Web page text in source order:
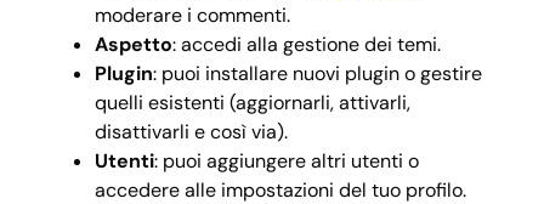
moderare i commenti.
Aspetto: accedi alla gestione dei temi.
Plugin: puoi installare nuovi plugin o gestire
quelli esistenti (aggiornarli, attivarli,
disattivarli e così via).
Utenti: puoi aggiungere altri utenti o
accedere alle impostazioni del tuo profilo.